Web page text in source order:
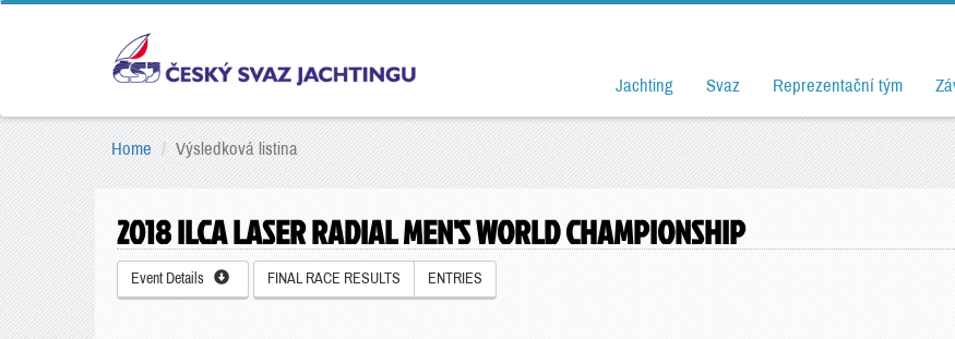
Jachting Svaz Reprezentační tým
Home Výsledková listina
2018 ILCA LASER RADIAL MEN'S WORLD CHAMPIONSHIP
Event Details FINAL RACE RESULTS ENTRIES